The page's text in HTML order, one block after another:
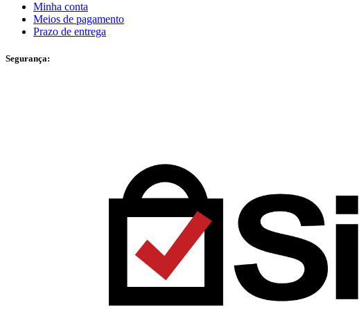
Minha conta
Meios de pagamento
Prazo de entrega
Segurança: